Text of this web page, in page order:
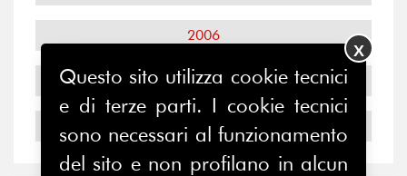
2006
2005
2004
Questo sito utilizza cookie tecnici
e di terze parti. I cookie tecnici
sono necessari al funzionamento
del sito e non profilano in alcun
X